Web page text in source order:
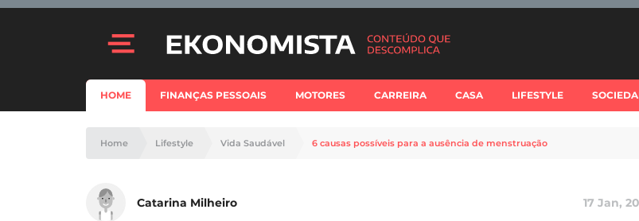
HOME FINANÇAS PESSOAIS MOTORES CARREIRA CASA LIFESTYLE
Home Lifestyle Vida Saudável 6 causas possíveis para a ausência de menstruação
Catarina Milheiro 17 Jan,